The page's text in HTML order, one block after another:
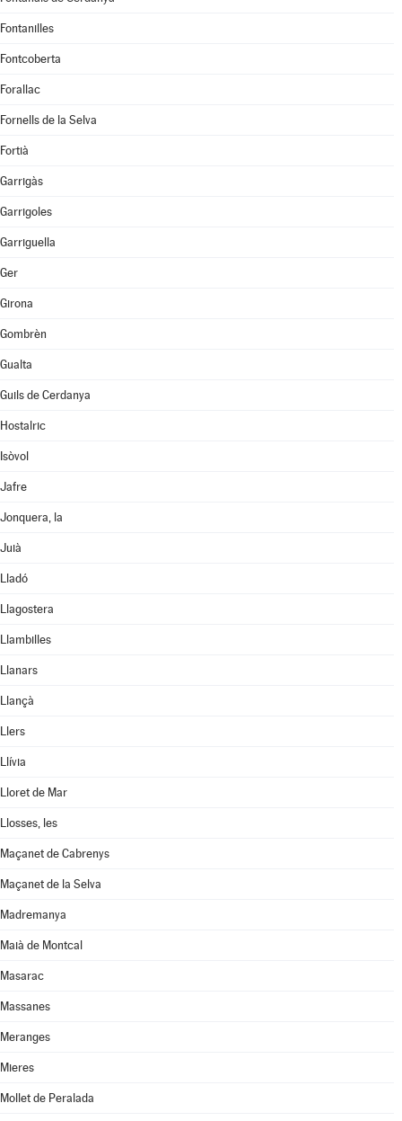
Fontanilles
Fontcoberta
Forallac
Fornells de la Selva
Fortià
Garrigàs
Garrigoles
Garriguella
Ger
Girona
Gombrèn
Gualta
Guils de Cerdanya
Hostalric
Isòvol
Jafre
Jonquera, la
Juià
Lladó
Llagostera
Llambilles
Llanars
Llançà
Llers
Llívia
Lloret de Mar
Llosses, les
Maçanet de Cabrenys
Maçanet de la Selva
Madremanya
Maià de Montcal
Masarac
Massanes
Meranges
Mieres
Mollet de Peralada